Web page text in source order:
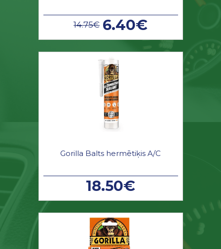
14.75€ 6.40€
Gorilla Balts hermētiķis A/C
18.50€